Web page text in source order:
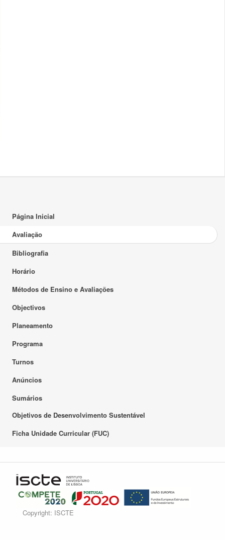
Página Inicial
Avaliação
Bibliografia
Horário
Métodos de Ensino e Avaliações
Objectivos
Planeamento
Programa
Turnos
Anúncios
Sumários
Objetivos de Desenvolvimento Sustentável
Ficha Unidade Curricular (FUC)
Copyright: ISCTE